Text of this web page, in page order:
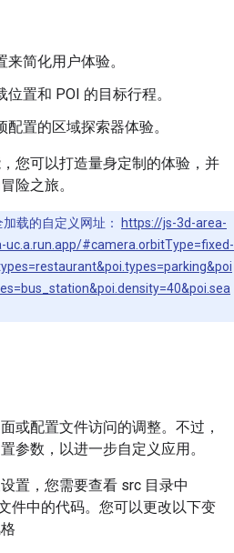
简化用户体验。
置和 POI 的目标行程。
置的区域探索器体验。
您可以打造量身定制的体验，并
险之旅。
载的自定义网址：
https://js-3d-area-
#camera.orbitType=fixed-
或配置文件访问的调整。不过，
参数，以进一步自定义应用。
置，您需要查看 src 目录中
件中的代码。您可以更改以下变